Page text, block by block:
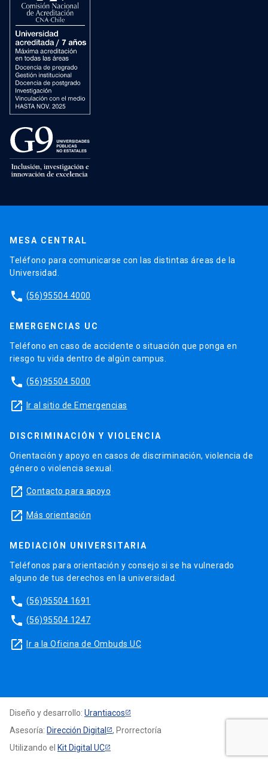
MESA CENTRAL
Teléfono para comunicarse con las distintas áreas de la
Universidad.
phone (56)95504 4000
EMERGENCIAS UC
Teléfono en caso de accidente o situación que ponga en
riesgo tu vida dentro de algún campus.
phone (56)95504 5000
launch Ir al sitio de Emergencias
DISCRIMINACIÓN Y VIOLENCIA
Orientación y apoyo en casos de discriminación, violencia de
género o violencia sexual.
launch Contacto para apoyo
launch Más orientación
MEDIACIÓN UNIVERSITARIA
Teléfonos para orientación y consejo si se ha vulnerado
alguno de tus derechos en la universidad.
phone (56)95504 1691
phone (56)95504 1247
launch Ir a la Oficina de Ombuds UC
Diseño y desarrollo: Urantiacos
Asesoría: Dirección Digital
, Prorrectoría
Utilizando el Kit Digital UC